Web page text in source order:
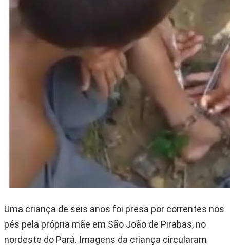
Uma criança de seis anos foi presa por correntes nos
pés pela própria mãe em São João de Pirabas, no
nordeste do Pará. Imagens da criança circularam